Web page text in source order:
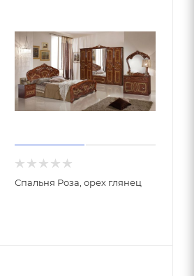
Спальня Роза, орех глянец